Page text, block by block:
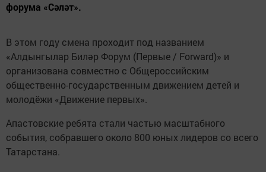
форума «Сәләт».
В этом году смена проходит под названием
«Алдынгылар Биләр Форум (Первые / Forward)» и
организована совместно с Общероссийским
общественно-государственным движением детей и
молодёжи «Движение первых».
Апастовские ребята стали частью масштабного
события, собравшего около 800 юных лидеров со всего
Татарстана.